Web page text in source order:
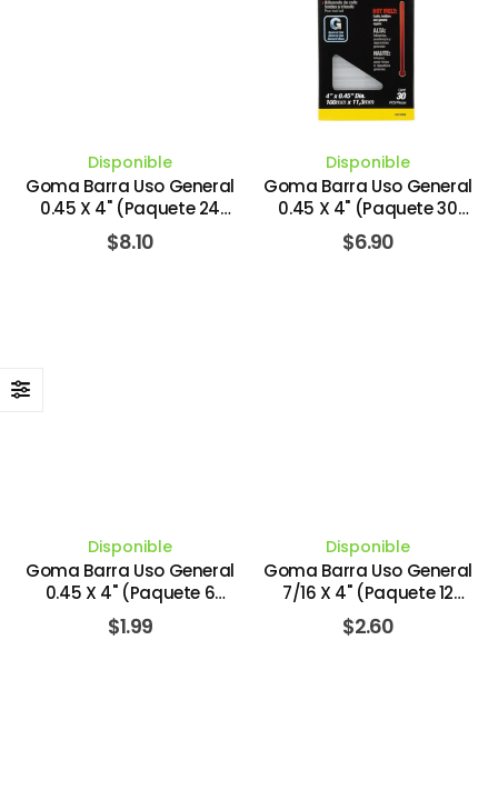
Disponible
Goma Barra Uso General
0.45 X 4" (Paquete 24
Piezas). STANLEY
$8.10
Disponible
Goma Barra Uso General
0.45 X 4" (Paquete 30
Piezas). STANLEY
$6.90
Disponible
Goma Barra Uso General
0.45 X 4" (Paquete 6
Piezas). STANLEY
$1.99
Disponible
Goma Barra Uso General
7/16 X 4" (Paquete 12
Piezas). TACTIX
$2.60